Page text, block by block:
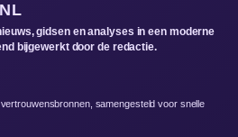
gidsen en analyses in een moderne
bijgewerkt door de redactie.
samengesteld voor snelle